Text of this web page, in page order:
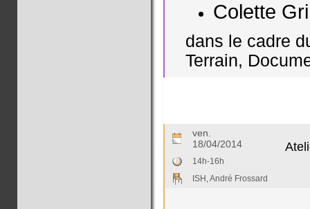
Colette
dans le cadre
Terrain,
ven.
18/04/2014
14h-16h
ISH, André Frossard